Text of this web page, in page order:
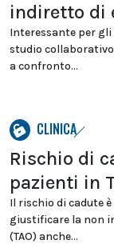
indiretto di
Interessante per
studio
a confronto...
CLINICA
Rischio di
pazienti in
Il rischio di cadute
giustificare la non
(TAO) anche...